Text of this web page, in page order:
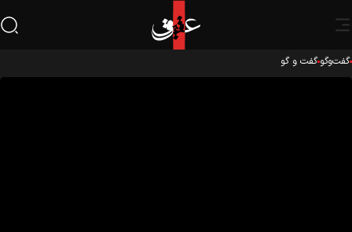
گفت و گو